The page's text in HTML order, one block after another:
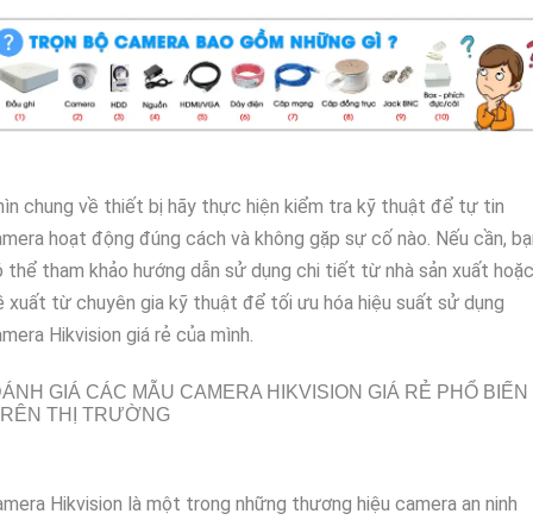
chung về thiết bị hãy thực hiện kiểm tra kỹ thuật để tự tin
hoạt động đúng cách và không gặp sự cố nào. Nếu cần,
thể tham khảo hướng dẫn sử dụng chi tiết từ nhà sản xuất hoặc
xuất từ chuyên gia kỹ thuật để tối ưu hóa hiệu suất sử dụng
Hikvision giá rẻ của mình.
GIÁ CÁC MẪU CAMERA HIKVISION GIÁ RẺ PHỔ BIẾN
THỊ TRƯỜNG
Hikvision là một trong những thương hiệu camera an ninh